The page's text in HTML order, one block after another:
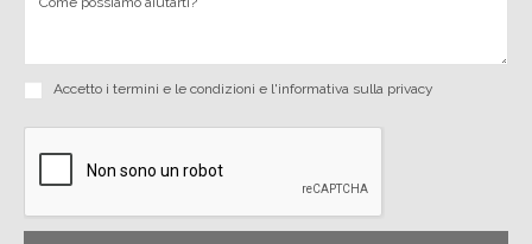
Accetto i termini e le condizioni e l'informativa sulla privacy